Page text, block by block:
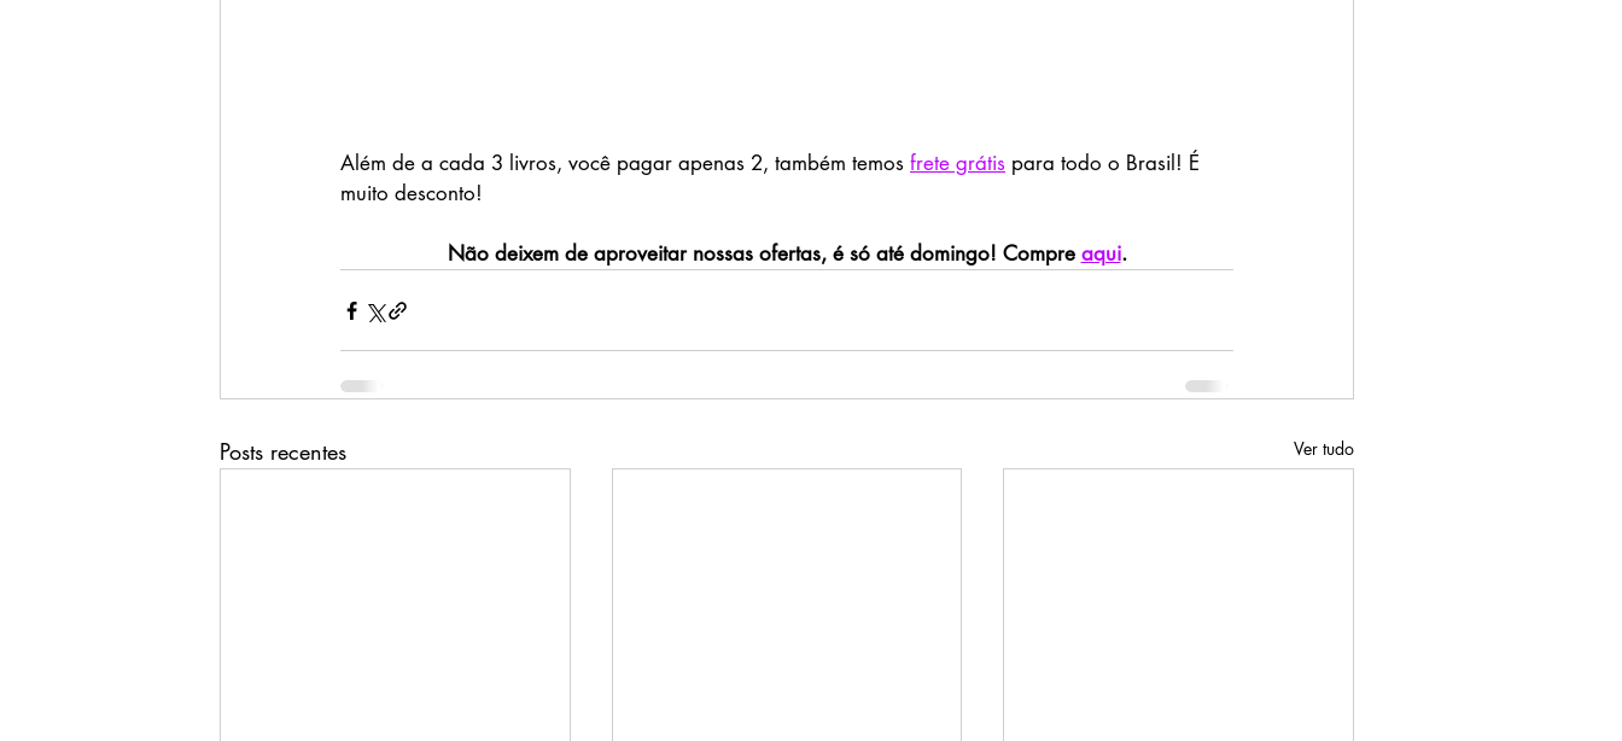
Além de a cada 3 livros, você pagar apenas 2, também temos frete grátis para todo o Brasil! É
muito desconto!
Não deixem de aproveitar nossas ofertas, é só até domingo! Compre aqui.
Posts recentes Ver tudo